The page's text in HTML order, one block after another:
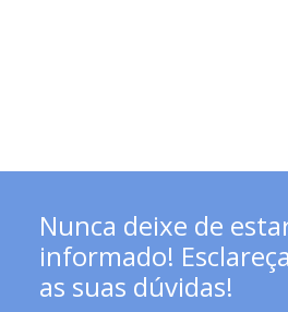
Nunca deixe de
informado! Esclareça
as suas dúvidas!